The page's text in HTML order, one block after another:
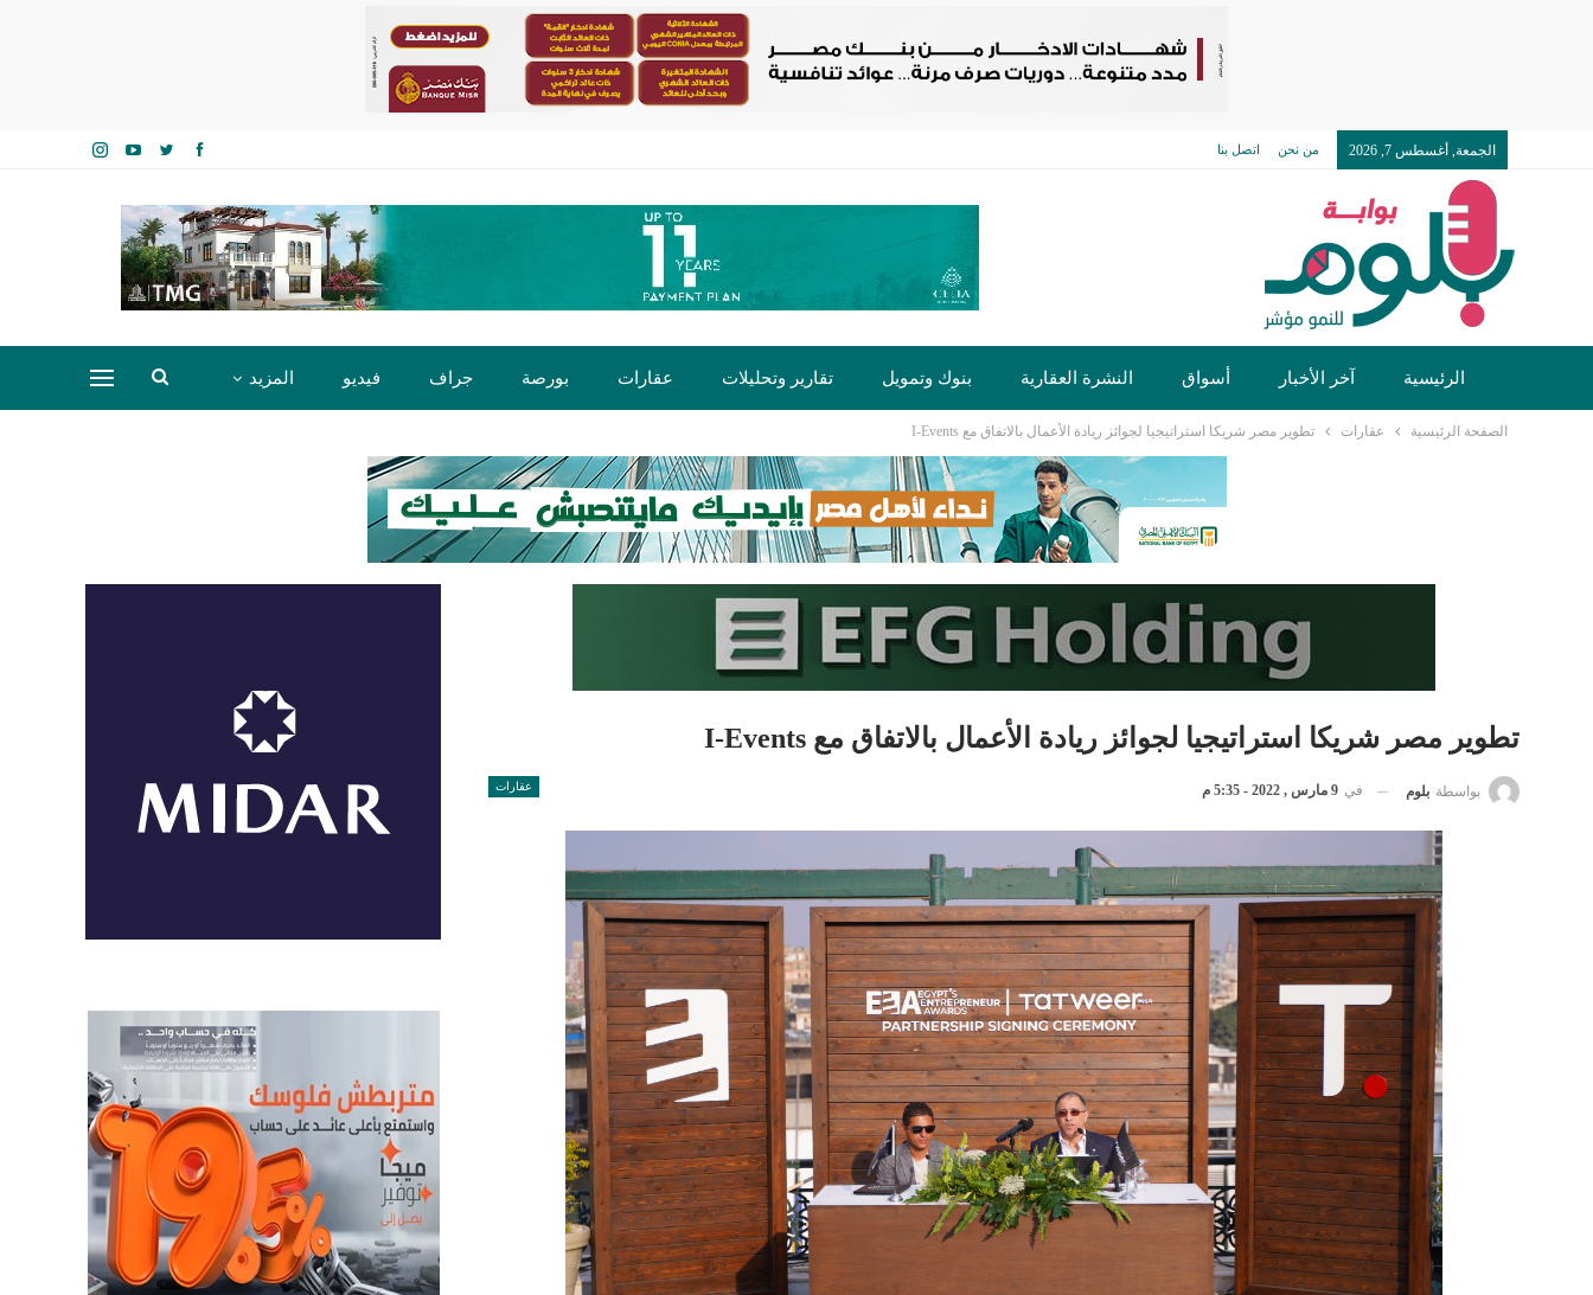
الجمعة, أغسطس 7, 2026 من نحن اتصل بنا
الرئيسية آخر الأخبار أسواق النشرة العقارية بنوك وتمويل تقارير وتحليلات عقارات بورصة جراف فيديو المزيد
الصفحة الرئيسية عقارات تطوير مصر شريكا استراتيجيا لجوائز ريادة الأعمال بالاتفاق مع I-Events
تطوير مصر شريكا استراتيجيا لجوائز ريادة الأعمال بالاتفاق مع I-Events
عقارات بواسطة بلوم في 9 مارس , 2022 - 5:35 م